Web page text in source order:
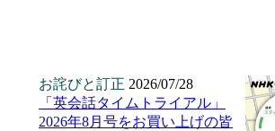
お詫びと訂正 2026/07/28
「英会話タイムトライアル」
2026年8月号をお買い上げの皆